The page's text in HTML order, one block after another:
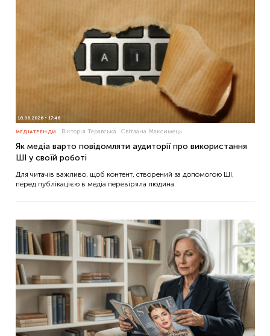
18.06.2026 17:46
МЕДІАТРЕНДИ Вікторія Теравська Світлана Максимець
Як медіа варто повідомляти аудиторії про використання
ШІ у своїй роботі
Для читачів важливо, щоб контент, створений за допомогою ШІ,
перед публікацією в медіа перевіряла людина.